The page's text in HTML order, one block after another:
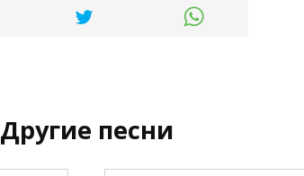
Другие песни